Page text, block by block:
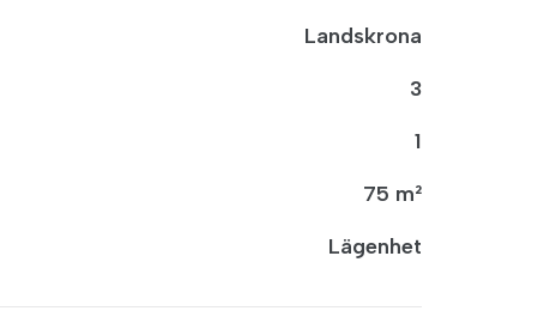
Landskrona
3
1
75 m²
Lägenhet